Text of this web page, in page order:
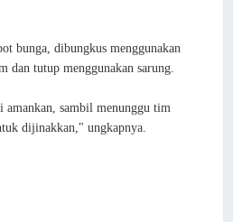
bunga, dibungkus menggunakan
dan tutup menggunakan sarung.
amankan, sambil menunggu tim
dijinakkan," ungkapnya.